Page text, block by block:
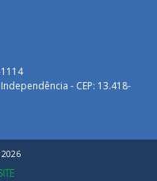
- CEP: 13.418-